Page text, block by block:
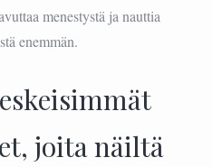
menestystä ja nauttia
enemmän.
joita näiltä